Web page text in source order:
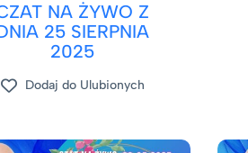
NA ŻYWO Z
25 SIERPNIA
2025
Dodaj do Ulubionych